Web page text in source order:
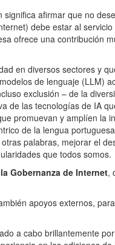
afirmar que no
debe estar al
ofrece una contribución
en diversos sectores y
de lenguaje (LLM)
exclusión – de la
de las tecnologías de IA
promuevan y amplíen la
de la lengua
palabras, mejorar el
que todos somos.
Gobernanza de Internet,
apoyos externos,
a cabo brillantemente